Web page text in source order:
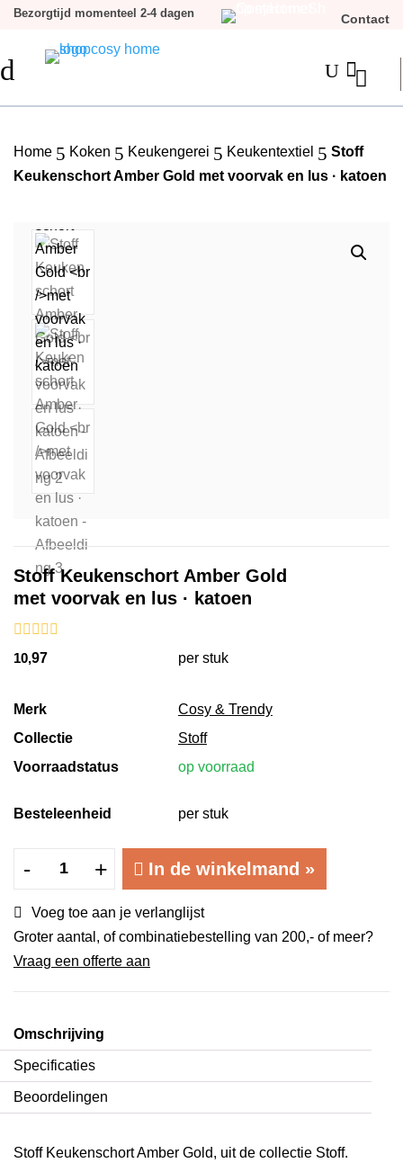
Bezorgtijd momenteel 2-4 dagen Contact
d 
U
Home 5 Koken 5 Keukengerei 5 Keukentextiel 5 Stoff
Keukenschort Amber Gold met voorvak en lus · katoen
Stoff Keukenschort Amber Gold
met voorvak en lus · katoen
10,97 per stuk
Merk
Cosy & Trendy
Collectie
Stoff
Voorraadstatus
op voorraad
Besteleenheid per stuk
-
Stoff
Amber
Gold met
voorvak
·
katoen
aantal
+ In de winkelmand »
Voeg toe aan je verlanglijst
Groter aantal, of combinatiebestelling van 200,- of meer?
Vraag een offerte aan
Omschrijving
Specificaties
Beoordelingen
Stoff Keukenschort Amber Gold, uit de collectie Stoff.